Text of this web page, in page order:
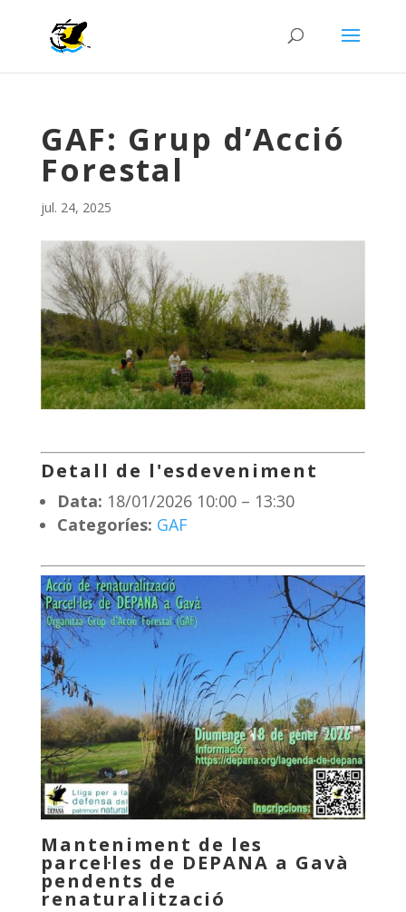
GAF: Grup d’Acció
Forestal
jul. 24, 2025
Detall de l'esdeveniment
Data: 18/01/2026 10:00– 13:30
Categoríes: GAF
Manteniment de les
parcel·les de DEPANA a Gavà
pendents de
renaturalització